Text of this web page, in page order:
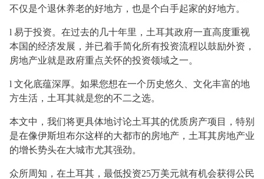
不仅是个退休养老的好地方， 也是个白手起家的好地方。
l 易于投资。 在过去的几十年里，土耳其政府一直高度重视
本国的经济发展 ，并已着手简化所有投资流程以鼓励外资，
房地产业就是政府重点关怀的投资领域之一。
l 文化底蕴深厚。 如果您想在一个历史悠久、文化丰富的地
方生活 ， 土耳其就是您的不二之选。
本文中，我们将更具体地讨论土耳其的优质房产项目， 特别
是在像伊斯坦布尔这样的大都市的房地产 ， 土耳其房地产业
的增长势头在大城市尤其强劲。
众所周知，在土耳其 ， 最低投资25万美元就有机会获得公民